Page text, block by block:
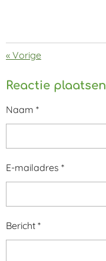
« Vorige
Reactie plaatsen
Naam *
E-mailadres *
Bericht *